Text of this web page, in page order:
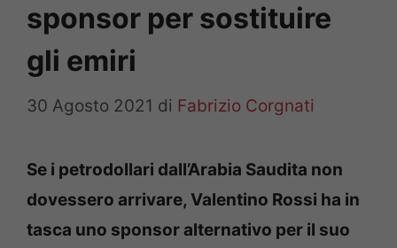
sponsor per sostituire
gli emiri
30 Agosto 2021 di Fabrizio Corgnati
Se i petrodollari dall’Arabia Saudita non
dovessero arrivare, Valentino Rossi ha in
tasca uno sponsor alternativo per il suo